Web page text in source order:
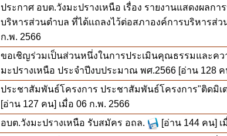
ประกาศ อบต.วังมะปรางเหนือ เรื่อง รายงานแสดงผลก
บริหารส่วนตำบล ที่ได้เเถลงไว้ต่อสภาองค์การบริหารส่ว
ก.พ. 2566
ขอเชิญร่วมเป็นส่วนหนึ่งในการประเมินคุณธรรมและคว
มะปรางเหนือ ประจำปีงบประมาณ พศ.2566 [อ่าน 128
ประชาสัมพันธ์โครงการ ประชาสัมพันธ์โครงการ"ติดมิเ
[อ่าน 127 คน] เมื่อ 06 ก.พ. 2566
อบต.วังมะปรางเหนือ รับสมัคร อถล.
[อ่าน 144 คน] เ